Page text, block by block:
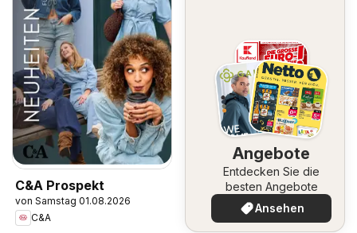
C&A Prospekt
von Samstag 01.08.2026
C&A
Angebote
Entdecken Sie die
besten Angebote
Ansehen